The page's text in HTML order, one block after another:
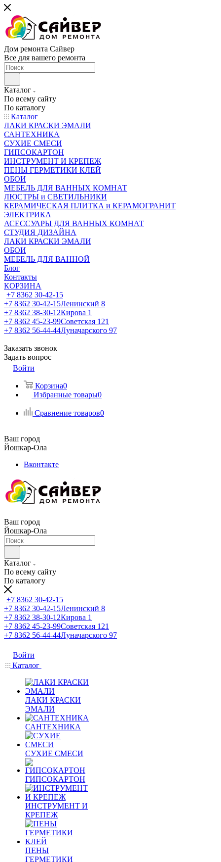
Дом ремонта Сайвер
Все для вашего ремонта
Каталог
По всему сайту
По каталогу
Каталог
ЛАКИ КРАСКИ ЭМАЛИ
САНТЕХНИКА
СУХИЕ СМЕСИ
ГИПСОКАРТОН
ИНСТРУМЕНТ И КРЕПЕЖ
ПЕНЫ ГЕРМЕТИКИ КЛЕЙ
ОБОИ
МЕБЕЛЬ ДЛЯ ВАННЫХ КОМНАТ
ЛЮСТРЫ и СВЕТИЛЬНИКИ
КЕРАМИЧЕСКАЯ ПЛИТКА и КЕРАМОГРАНИТ
ЭЛЕКТРИКА
АСЕССУАРЫ ДЛЯ ВАННЫХ КОМНАТ
СТУДИЯ ДИЗАЙНА
ЛАКИ КРАСКИ ЭМАЛИ
ОБОИ
МЕБЕЛЬ ДЛЯ ВАННОЙ
Блог
Контакты
КОРЗИНА
+7 8362 30-42-15
+7 8362 30-42-15Ленинский 8
+7 8362 38-30-12Кирова 1
+7 8362 45-23-99Советская 121
+7 8362 56-44-44Луначарского 97
Заказать звонок
Задать вопрос
Войти
Корзина0
Избранные товары0
Сравнение товаров0
Ваш город
Йошкар-Ола
Вконтакте
Ваш город
Йошкар-Ола
Каталог
По всему сайту
По каталогу
+7 8362 30-42-15
+7 8362 30-42-15Ленинский 8
+7 8362 38-30-12Кирова 1
+7 8362 45-23-99Советская 121
+7 8362 56-44-44Луначарского 97
Войти
Каталог
ЛАКИ КРАСКИ
ЭМАЛИ
САНТЕХНИКА
СУХИЕ СМЕСИ
ГИПСОКАРТОН
ИНСТРУМЕНТ И
КРЕПЕЖ
ПЕНЫ
ГЕРМЕТИКИ